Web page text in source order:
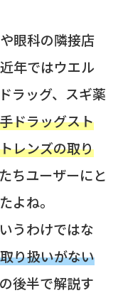
眼科の隣接店
年ではウエル
ラッグ、スギ薬
ドラッグスト
レンズの取り
ちユーザーにと
よね。
うわけではな
り扱いがない
後半で解説す